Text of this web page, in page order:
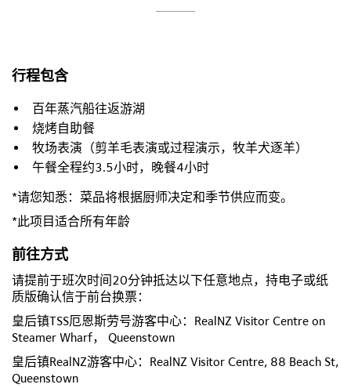
行程包含
百年蒸汽船往返游湖
烧烤自助餐
牧场表演（剪羊毛表演或过程演示，牧羊犬逐羊）
午餐全程约3.5小时，晚餐4小时
*请您知悉：菜品将根据厨师决定和季节供应而变。
*此项目适合所有年龄
前往方式
请提前于班次时间20分钟抵达以下任意地点，持电子或纸
质版确认信于前台换票：
皇后镇TSS厄恩斯劳号游客中心：RealNZ Visitor Centre on
Steamer Wharf， Queenstown
皇后镇RealNZ游客中心：RealNZ Visitor Centre, 88 Beach St,
Queenstown